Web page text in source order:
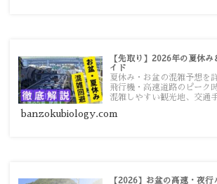
【先取り】2026年の夏休
イド
夏休み・お盆の混雑予想を
飛行機・高速道路のピーク
混雑しやすい観光地、交通
banzokubiology.com
【2026】お盆の高速・夜行